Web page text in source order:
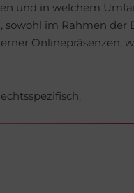
und in welchem
im Rahmen
Onlinepräsenzen,